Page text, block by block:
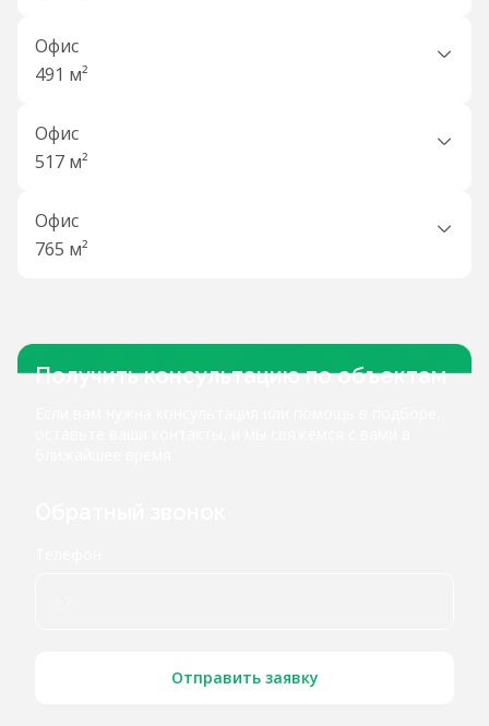
Офис
491 м²
Офис
517 м²
Офис
765 м²
Получить консультацию по объектам
Отправить заявку